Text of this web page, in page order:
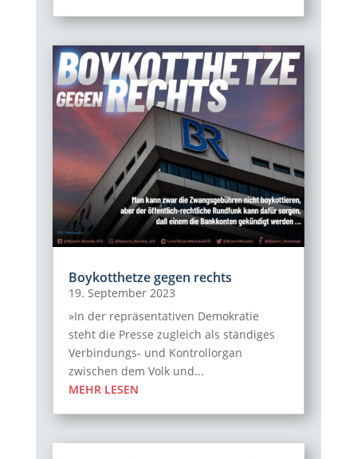
Boykotthetze gegen rechts
19. September 2023
»In der repräsentativen Demokratie
steht die Presse zugleich als ständiges
Verbindungs- und Kontrollorgan
zwischen dem Volk und...
MEHR LESEN